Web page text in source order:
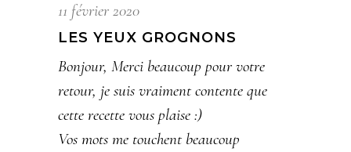
11 février 2020
LES YEUX GROGNONS
Bonjour, Merci beaucoup pour votre
retour, je suis vraiment contente que
cette recette vous plaise :)
Vos mots me touchent beaucoup